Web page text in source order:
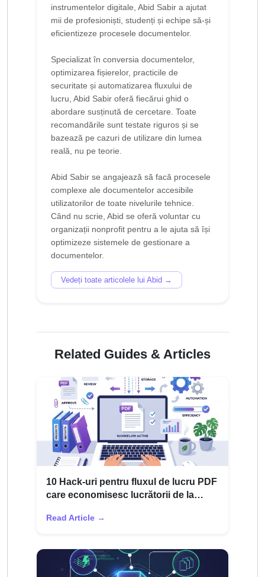
instrumentelor digitale, Abid Sabir a ajutat
mii de profesioniști, studenți și echipe să-și
eficientizeze procesele documentelor.
Specializat în conversia documentelor,
optimizarea fișierelor, practicile de
securitate și automatizarea fluxului de
lucru, Abid Sabir oferă fiecărui ghid o
abordare susținută de cercetare. Toate
recomandările sunt testate riguros și se
bazează pe cazuri de utilizare din lumea
reală, nu pe teorie.
Abid Sabir se angajează să facă procesele
complexe ale documentelor accesibile
utilizatorilor de toate nivelurile tehnice.
Când nu scrie, Abid se oferă voluntar cu
organizații nonprofit pentru a le ajuta să își
optimizeze sistemele de gestionare a
Vedeți toate articolele lui Abid →
Related Guides & Articles
10 Hack-uri pentru fluxul de lucru PDF
care economisesc lucrătorii de la
săptămână
Read Article →